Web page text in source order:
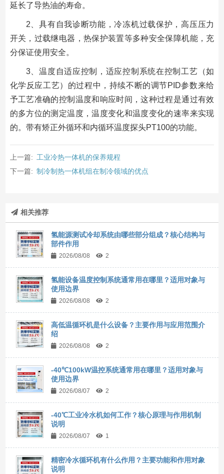
延长了导热油的寿命。
2、具有自我诊断功能，冷冻机过载保护，高压压力
开关，过载继电器，热保护装置等多种安全保障机能，充
分保证使用安全。
3、温度自适应控制，适应控制系统在控制工艺（如
化学反应工艺）的过程中，持续不断的调节PID参数来给
予工艺准确的控制温度和响应时间，这种过程是通过有效
的多方位的测定温度，温度变化和温度变化的速率来实现
的。带有矫正外循环和内循环温度探头PT100的功能。
上一篇: 工业冷热一体机的保养规程
下一篇: 制冷制热一体机组在制冷领域的优点
相关推荐
氢能源测试冷却系统由哪些部分组成？核心结构与
部件作用
2026/08/08 2
氢能设备温度控制系统通常用在哪里？适用对象与
使用边界
2026/08/08 2
高低温循环机是什么设备？主要作用与应用范围介
绍
2026/08/08 2
-40℃100kW温控系统通常用在哪里？适用对象与
使用边界
2026/08/07 2
-40℃工业冷水机如何工作？核心原理与作用机制
说明
2026/08/07 1
精密冷水循环机有什么作用？主要功能和作用对象
说明